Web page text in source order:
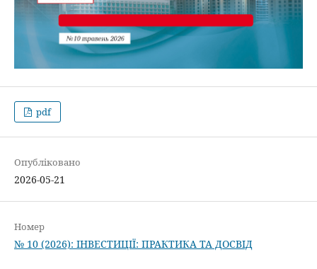
pdf
Опубліковано
2026-05-21
Номер
№ 10 (2026): ІНВЕСТИЦІЇ: ПРАКТИКА ТА ДОСВІД